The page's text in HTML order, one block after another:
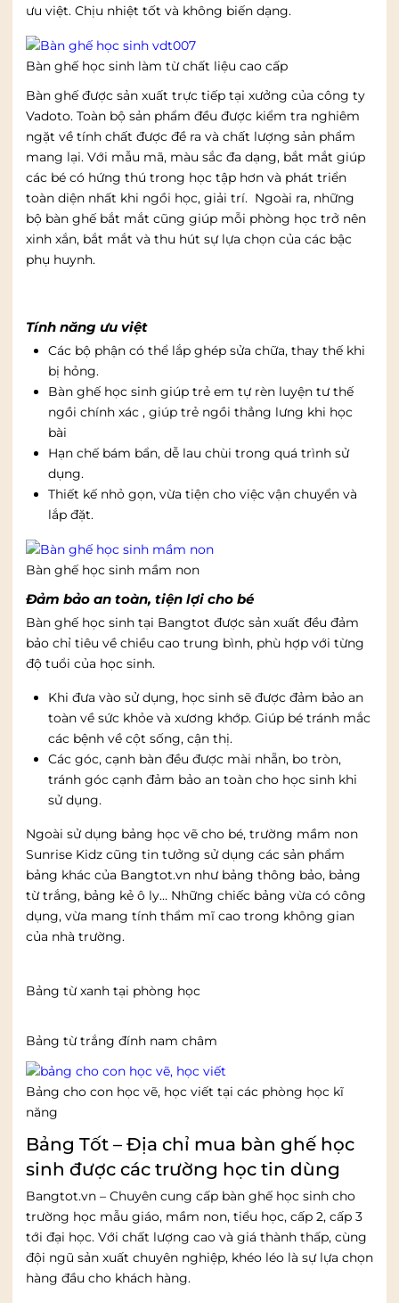
ưu việt. Chịu nhiệt tốt và không biến dạng.
Bàn ghế học sinh làm từ chất liệu cao cấp
Bàn ghế được sản xuất trực tiếp tại xưởng của công ty
Vadoto. Toàn bộ sản phẩm đều được kiểm tra nghiêm
ngặt về tính chất được đề ra và chất lượng sản phẩm
mang lại. Với mẫu mã, màu sắc đa dạng, bắt mắt giúp
các bé có hứng thú trong học tập hơn và phát triển
toàn diện nhất khi ngồi học, giải trí. Ngoài ra, những
bộ bàn ghế bắt mắt cũng giúp mỗi phòng học trở nên
xinh xắn, bắt mắt và thu hút sự lựa chọn của các bậc
phụ huynh.
Tính năng ưu việt
Các bộ phận có thể lắp ghép sửa chữa, thay thế khi
bị hỏng.
Bàn ghế học sinh giúp trẻ em tự rèn luyện tư thế
ngồi chính xác , giúp trẻ ngồi thẳng lưng khi học
bài
Hạn chế bám bẩn, dễ lau chùi trong quá trình sử
dụng.
Thiết kế nhỏ gọn, vừa tiện cho việc vận chuyển và
lắp đặt.
Bàn ghế học sinh mầm non
Đảm bảo an toàn, tiện lợi cho bé
Bàn ghế học sinh tại Bangtot được sản xuất đều đảm
bảo chỉ tiêu về chiều cao trung bình, phù hợp với từng
độ tuổi của học sinh.
Khi đưa vào sử dụng, học sinh sẽ được đảm bảo an
toàn về sức khỏe và xương khớp. Giúp bé tránh mắc
các bệnh về cột sống, cận thị.
Các góc, cạnh bàn đều được mài nhẵn, bo tròn,
tránh góc cạnh đảm bảo an toàn cho học sinh khi
sử dụng.
Ngoài sử dụng bảng học vẽ cho bé, trường mầm non
Sunrise Kidz cũng tin tưởng sử dụng các sản phẩm
bảng khác của Bangtot.vn như bảng thông bảo, bảng
từ trắng, bảng kẻ ô ly… Những chiếc bảng vừa có công
dụng, vừa mang tính thẩm mĩ cao trong không gian
của nhà trường.
Bảng từ xanh tại phòng học
Bảng từ trắng đính nam châm
Bảng cho con học vẽ, học viết tại các phòng học kĩ
năng
Bảng Tốt – Địa chỉ mua bàn ghế học
sinh được các trường học tin dùng
Bangtot.vn – Chuyên cung cấp bàn ghế học sinh cho
trường học mẫu giáo, mầm non, tiểu học, cấp 2, cấp 3
tới đại học. Với chất lượng cao và giá thành thấp, cùng
đội ngũ sản xuất chuyên nghiệp, khéo léo là sự lựa chọn
hàng đầu cho khách hàng.